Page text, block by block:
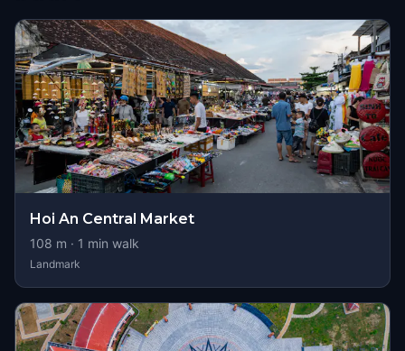
Hoi An Central Market
108 m · 1 min walk
Landmark